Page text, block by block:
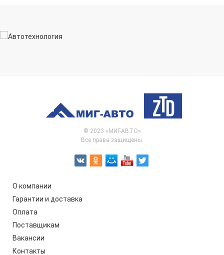
© 2023 «МИГ-АВТО»
Все права защищены.
О компании
Гарантии и доставка
Оплата
Поставщикам
Вакансии
Контакты